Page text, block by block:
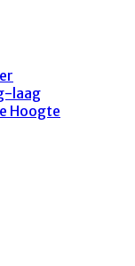
laag
Hoogte